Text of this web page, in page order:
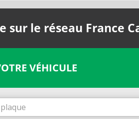
sur le réseau France
VÉHICULE